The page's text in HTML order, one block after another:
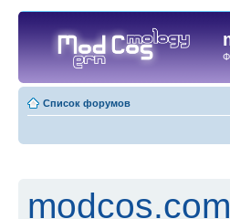
Список форумов